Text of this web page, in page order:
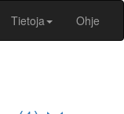
Tietoja Ohje